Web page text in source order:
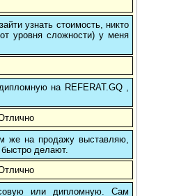
узнать стоимость, никто
уровня сложности) у меня
на REFERAT.GQ ,
же на продажу выставляю,
делают.
или дипломную. Сам